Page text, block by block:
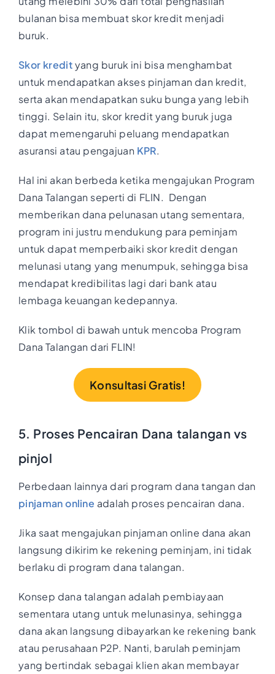
bulanan bisa membuat skor kredit menjadi
buruk.
Skor kredityang buruk ini bisa menghambat
untuk mendapatkan akses pinjaman dan kredit,
serta akan mendapatkan suku bunga yang lebih
tinggi. Selain itu, skor kredit yang buruk juga
dapat memengaruhi peluang mendapatkan
asuransi atau pengajuan KPR.
Hal ini akan berbeda ketika mengajukan Program
Dana Talangan seperti di FLIN. Dengan
memberikan dana pelunasan utang sementara,
program ini justru mendukung para peminjam
untuk dapat memperbaiki skor kredit dengan
melunasi utang yang menumpuk, sehingga bisa
mendapat kredibilitas lagi dari bank atau
lembaga keuangan kedepannya.
Klik tombol di bawah untuk mencoba Program
Dana Talangan dari FLIN!
Konsultasi Gratis!
5. Proses Pencairan Dana talangan vs
pinjol
Perbedaan lainnya dari program dana tangan dan
pinjaman online adalah proses pencairan dana.
Jika saat mengajukan pinjaman online dana akan
langsung dikirim ke rekening peminjam, ini tidak
berlaku di program dana talangan.
Konsep dana talangan adalah pembiayaan
sementara utang untuk melunasinya, sehingga
dana akan langsung dibayarkan ke rekening bank
atau perusahaan P2P. Nanti, barulah peminjam
yang bertindak sebagai klien akan membayar